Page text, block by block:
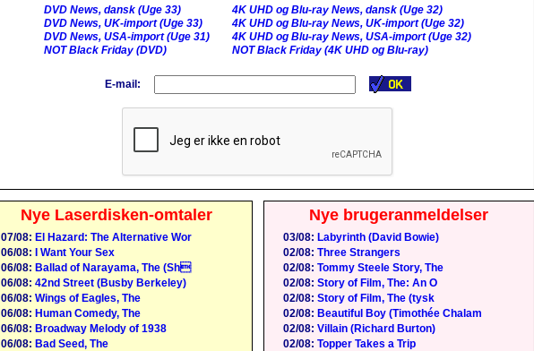
DVD News, dansk (Uge 33)
4K UHD og Blu-ray News, dansk (Uge 32)
DVD News, UK-import (Uge 33)
4K UHD og Blu-ray News, UK-import (Uge 32)
DVD News, USA-import (Uge 31)
4K UHD og Blu-ray News, USA-import (Uge 32)
NOT Black Friday (DVD)
NOT Black Friday (4K UHD og Blu-ray)
E-mail:
Nye Laserdisken-omtaler
07/08: El Hazard: The Alternative Wor
06/08: I Want Your Sex
06/08: Ballad of Narayama, The (Sh
06/08: 42nd Street (Busby Berkeley)
06/08: Wings of Eagles, The
06/08: Human Comedy, The
06/08: Broadway Melody of 1938
06/08: Bad Seed, The
Nye brugeranmeldelser
03/08: Labyrinth (David Bowie)
02/08: Three Strangers
02/08: Tommy Steele Story, The
02/08: Story of Film, The: An O
02/08: Story of Film, The (tysk
02/08: Beautiful Boy (Timothée Chalam
02/08: Villain (Richard Burton)
02/08: Topper Takes a Trip